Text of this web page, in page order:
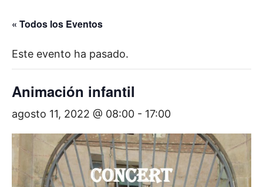
« Todos los Eventos
Este evento ha pasado.
Animación infantil
agosto 11, 2022 @ 08:00 - 17:00